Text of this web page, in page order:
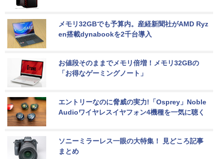
メモリ32GBでも予算内。産経新聞社がAMD Ryz
en搭載dynabookを2千台導入
お値段そのままでメモリ倍増！メモリ32GBの
「お得なゲーミングノート」
エントリーなのに脅威の実力!「Osprey」Noble
Audioワイヤレスイヤフォン4機種を一気に聴く
ソニーミラーレス一眼の大特集！ 見どころ記事
まとめ